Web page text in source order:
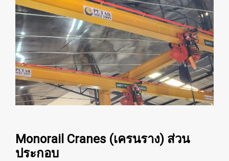
Monorail Cranes (เครนราง) ส่วน
ประกอบ